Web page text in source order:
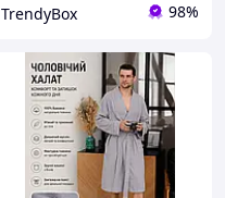
TrendyBox 98%